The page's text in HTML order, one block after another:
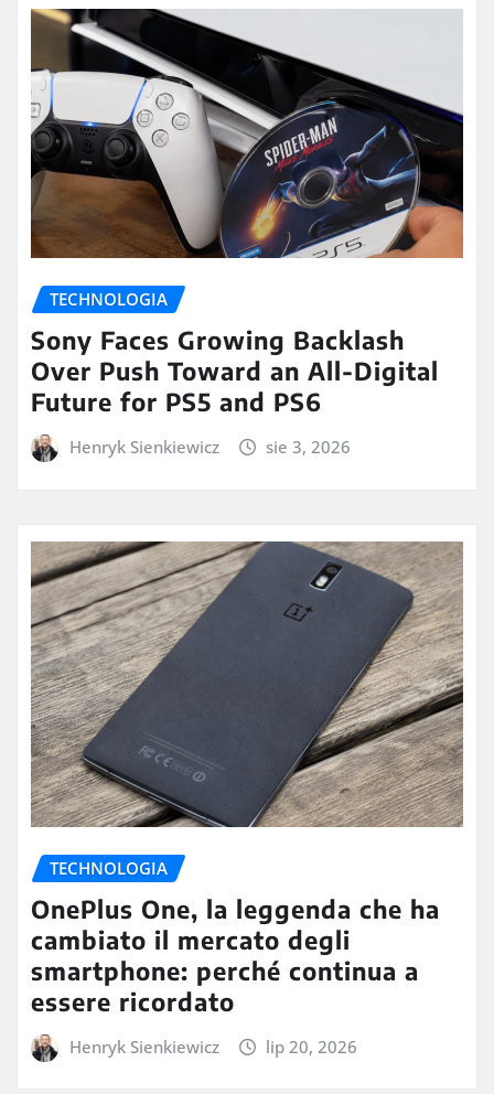
TECHNOLOGIA
Sony Faces Growing Backlash
Over Push Toward an All-Digital
Future for PS5 and PS6
Henryk Sienkiewicz sie 3, 2026
TECHNOLOGIA
OnePlus One, la leggenda che ha
cambiato il mercato degli
smartphone: perché continua a
essere ricordato
Henryk Sienkiewicz lip 20, 2026